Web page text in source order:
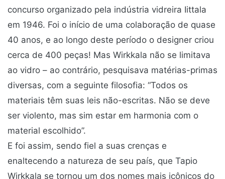
concurso organizado pela indústria vidreira Iittala
em 1946. Foi o início de uma colaboração de quase
40 anos, e ao longo deste período o designer criou
cerca de 400 peças! Mas Wirkkala não se limitava
ao vidro – ao contrário, pesquisava matérias-primas
diversas, com a seguinte filosofia: “Todos os
materiais têm suas leis não-escritas. Não se deve
ser violento, mas sim estar em harmonia com o
material escolhido”.
E foi assim, sendo fiel a suas crenças e
enaltecendo a natureza de seu país, que Tapio
Wirkkala se tornou um dos nomes mais icônicos do